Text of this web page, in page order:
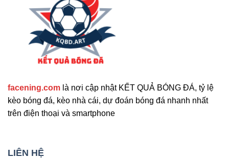
Ngoài các tính năng chính, trang web còn cung
cấp nhiều công cụ hỗ trợ khác. Những tính năng
mở rộng nổi bật mà bạn không nên bỏ qua. Chúng
facening.com là nơi cập nhật KẾT QUẢ BÓNG ĐÁ, tỷ lệ
kèo bóng đá, kèo nhà cái, dự đoán bóng đá nhanh nhất
trên điện thoại và smartphone
LIÊN HỆ